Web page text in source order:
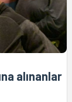
alınanlar